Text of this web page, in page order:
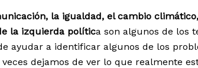
la igualdad, el cambio
la izquierda política son algunos de los
ayudar a identificar algunos de los
dejamos de ver lo que realmente